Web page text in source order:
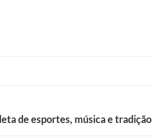
de esportes, música e tradição